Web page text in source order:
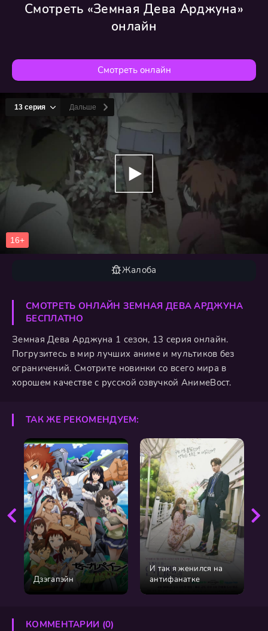
Смотреть «Земная Дева Арджуна»
онлайн
Смотреть онлайн
Жалоба
СМОТРЕТЬ ОНЛАЙН ЗЕМНАЯ ДЕВА АРДЖУНА
БЕСПЛАТНО
Земная Дева Арджуна 1 сезон, 13 серия онлайн.
Погрузитесь в мир лучших аниме и мультиков без
ограничений. Смотрите новинки со всего мира в
хорошем качестве с русской озвучкой АнимеВост.
ТАК ЖЕ РЕКОМЕНДУЕМ:
Дзэгапэйн
И так я женился на
антифанатке
КОММЕНТАРИИ (0)